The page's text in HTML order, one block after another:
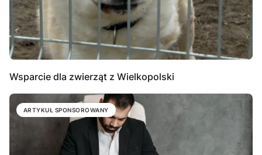
Wsparcie dla zwierząt z Wielkopolski
ARTYKUŁ SPONSOROWANY